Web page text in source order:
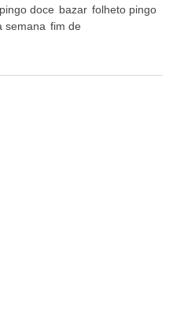
pingo doce bazar folheto pingo
semana fim de